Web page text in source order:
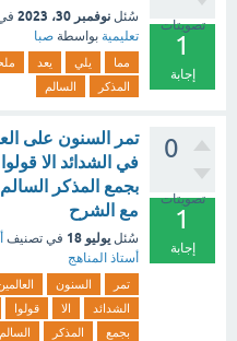
تصويتات
1
إجابة
سُئل نوفمبر 30، 2023
تعليمية بواسطة صبا
مما يلي يعد
المذكر
السالم
0
تصويتات
1
إجابة
تمر السنون على
في الشدائد الا
بجمع المذكر
مع الشرح
سُئل يوليو 18 في تصنيف
أستاذ المناهج
تمر السنون
الشدائد
الا قولوا
بجمع
المذكر السالم